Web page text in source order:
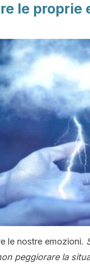
le proprie
le nostre emozioni.
peggiorare la